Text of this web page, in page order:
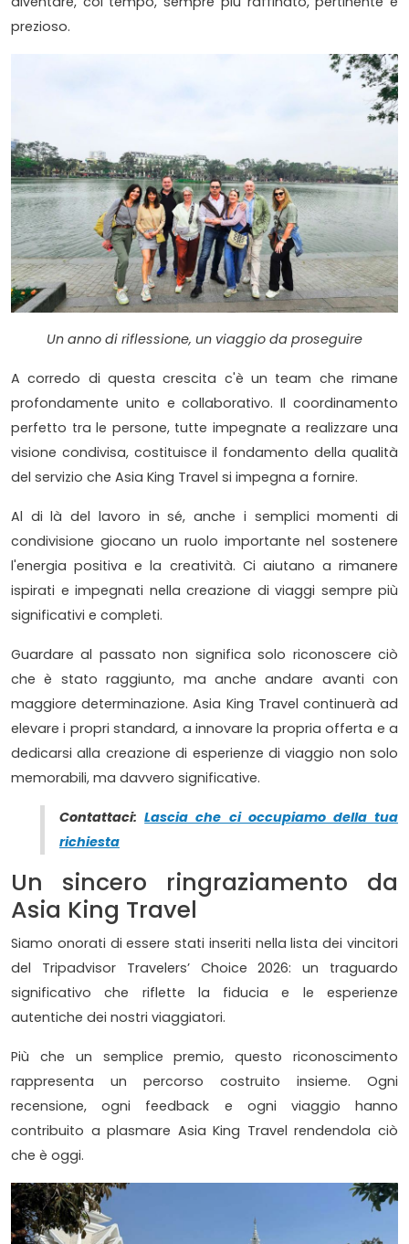
prezioso.
Un anno di riflessione, un viaggio da proseguire
A corredo di questa crescita c'è un team che rimane
profondamente unito e collaborativo. Il coordinamento
perfetto tra le persone, tutte impegnate a realizzare una
visione condivisa, costituisce il fondamento della qualità
del servizio che Asia King Travel si impegna a fornire.
Al di là del lavoro in sé, anche i semplici momenti di
condivisione giocano un ruolo importante nel sostenere
l'energia positiva e la creatività. Ci aiutano a rimanere
ispirati e impegnati nella creazione di viaggi sempre più
significativi e completi.
Guardare al passato non significa solo riconoscere ciò
che è stato raggiunto, ma anche andare avanti con
maggiore determinazione. Asia King Travel continuerà ad
elevare i propri standard, a innovare la propria offerta e a
dedicarsi alla creazione di esperienze di viaggio non solo
memorabili, ma davvero significative.
Contattaci:Lascia che ci occupiamo della tua
richiesta
Un sincero ringraziamento da
Asia King Travel
Siamo onorati di essere stati inseriti nella lista dei vincitori
del Tripadvisor Travelers’ Choice 2026: un traguardo
significativo che riflette la fiducia e le esperienze
autentiche dei nostri viaggiatori.
Più che un semplice premio, questo riconoscimento
rappresenta un percorso costruito insieme. Ogni
recensione, ogni feedback e ogni viaggio hanno
contribuito a plasmare Asia King Travel rendendola ciò
che è oggi.